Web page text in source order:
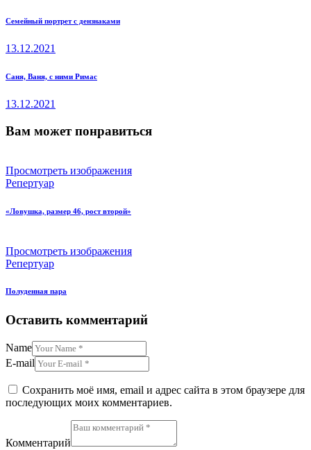
Навигация
по
пред.
Семейный портрет с дензнаками
13.12.2021
след.
Саня, Ваня, с ними Римас
13.12.2021
Вам может понравиться
Просмотреть изображения
Репертуар
«Ловушка, размер 46, рост второй»
Просмотреть изображения
Репертуар
Полуденная пара
Оставить комментарий
Name
E-mail
Сохранить моё имя, email и адрес сайта в этом браузере для
последующих моих комментариев.
Комментарий